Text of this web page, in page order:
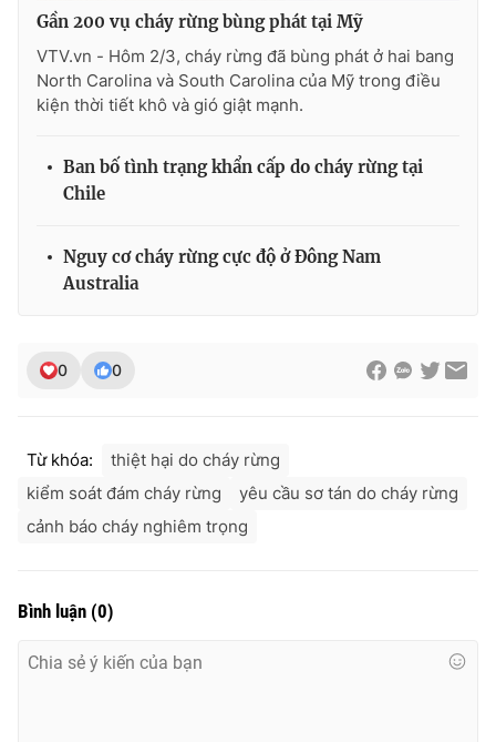
Gần 200 vụ cháy rừng bùng phát tại Mỹ
VTV.vn - Hôm 2/3, cháy rừng đã bùng phát ở hai bang
North Carolina và South Carolina của Mỹ trong điều
kiện thời tiết khô và gió giật mạnh.
Ban bố tình trạng khẩn cấp do cháy rừng tại
Chile
Nguy cơ cháy rừng cực độ ở Đông Nam
Australia
0 0
Từ khóa:
thiệt hại do cháy rừng
kiểm soát đám cháy rừng
yêu cầu sơ tán do cháy rừng
cảnh báo cháy nghiêm trọng
Bình luận (0)